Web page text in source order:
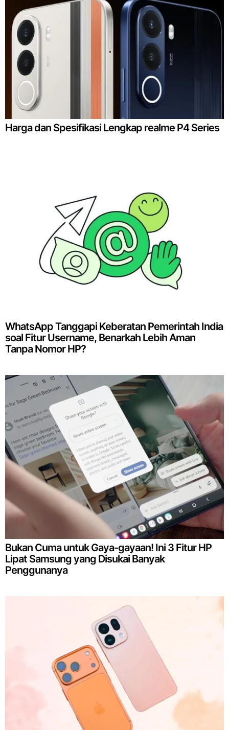
Harga dan Spesifikasi Lengkap realme P4 Series
WhatsApp Tanggapi Keberatan Pemerintah India
soal Fitur Username, Benarkah Lebih Aman
Tanpa Nomor HP?
Bukan Cuma untuk Gaya-gayaan! Ini 3 Fitur HP
Lipat Samsung yang Disukai Banyak
Penggunanya